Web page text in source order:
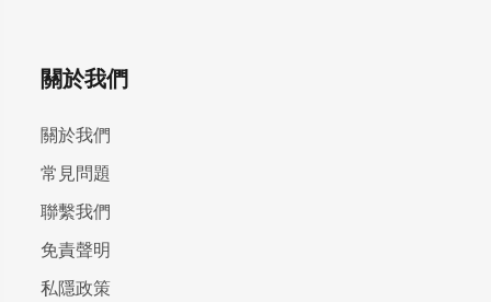
關於我們
關於我們
常見問題
聯繫我們
免責聲明
私隱政策